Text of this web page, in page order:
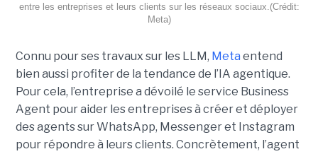
entre les entreprises et leurs clients sur les réseaux sociaux.(Crédit:
Meta)
Connu pour ses travaux sur les LLM, Meta entend
bien aussi profiter de la tendance de l’IA agentique.
Pour cela, l’entreprise a dévoilé le service Business
Agent pour aider les entreprises à créer et déployer
des agents sur WhatsApp, Messenger et Instagram
pour répondre à leurs clients. Concrètement, l’agent